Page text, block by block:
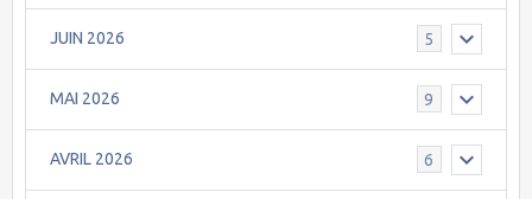
JUIN 2026 5
MAI 2026 9
AVRIL 2026 6